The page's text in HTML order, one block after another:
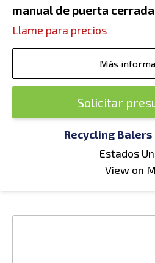
manual de puerta
Llame para precios
Más
Solicitar
Recycling
Estados
View on